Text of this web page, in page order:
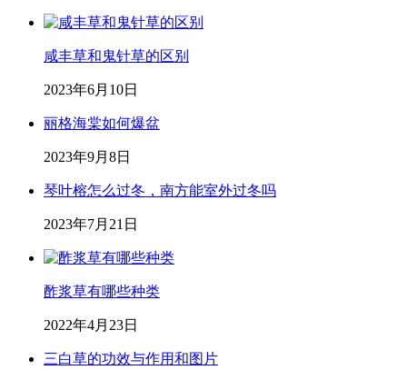
咸丰草和鬼针草的区别
2023年6月10日
丽格海棠如何爆盆
2023年9月8日
琴叶榕怎么过冬，南方能室外过冬吗
2023年7月21日
酢浆草有哪些种类
2022年4月23日
三白草的功效与作用和图片